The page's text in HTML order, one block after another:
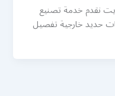
نقدم خدمة تصنيع
حديد خارجية تفصيل